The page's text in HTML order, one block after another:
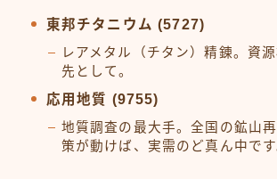
東邦チタニウム (5727)
レアメタル（チタン）精錬。資
先として。
応用地質 (9755)
地質調査の最大手。全国の鉱山
策が動けば、実需のど真ん中です